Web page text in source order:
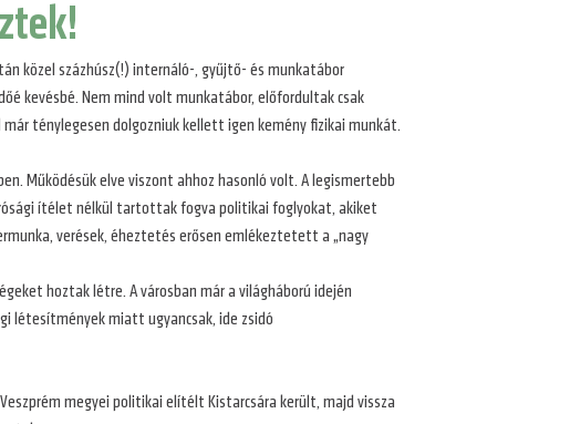
közel százhúsz(!) internáló-, gyűjtő- és munkatábor
kevésbé. Nem mind volt munkatábor, előfordultak csak
ténylegesen dolgozniuk kellett igen kemény fizikai munkát.
Működésük elve viszont ahhoz hasonló volt. A legismertebb
ítélet nélkül tartottak fogva politikai foglyokat, akiket
verések, éheztetés erősen emlékeztetett a „nagy
hoztak létre. A városban már a világháború idején
létesítmények miatt ugyancsak, ide zsidó
megyei politikai elítélt Kistarcsára került, majd vissza